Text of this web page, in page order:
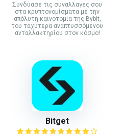
Συνδύασε τις συναλλαγές σου
στα κρυπτονομίσματα με την
απόλυτη καινοτομία της Bybit,
του ταχύτερα αναπτυσσόμενου
ανταλλακτηρίου στον κόσμο!
Bitget